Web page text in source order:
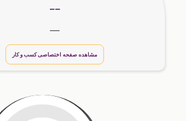
__
مشاهده صفحه اختصاصی کسب و کار